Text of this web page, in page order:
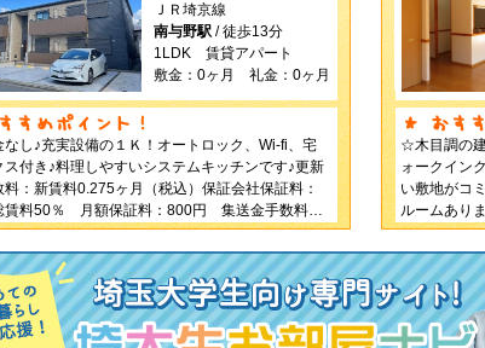
ＪＲ埼京線
南与野駅/ 徒歩13分
1LDK 賃貸アパート
敷金：0ヶ月 礼金：0ヶ月
なし♪充実設備の１Ｋ！オートロック、Wi-fi、宅
ス付き♪料理しやすいシステムキッチンです♪更新
料：新賃料0.275ヶ月（税込）保証会社保証料：
料50％ 月額保証料：800円 集送金手数料
込）/月
☆木目調の
ォークイン
い敷地がコ
ルームあり
0.55ヶ月（
料50％）集